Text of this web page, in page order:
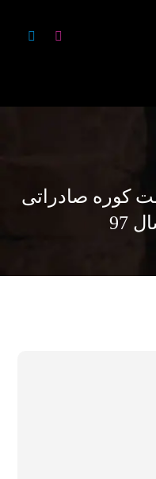
کوره صادراتی
97